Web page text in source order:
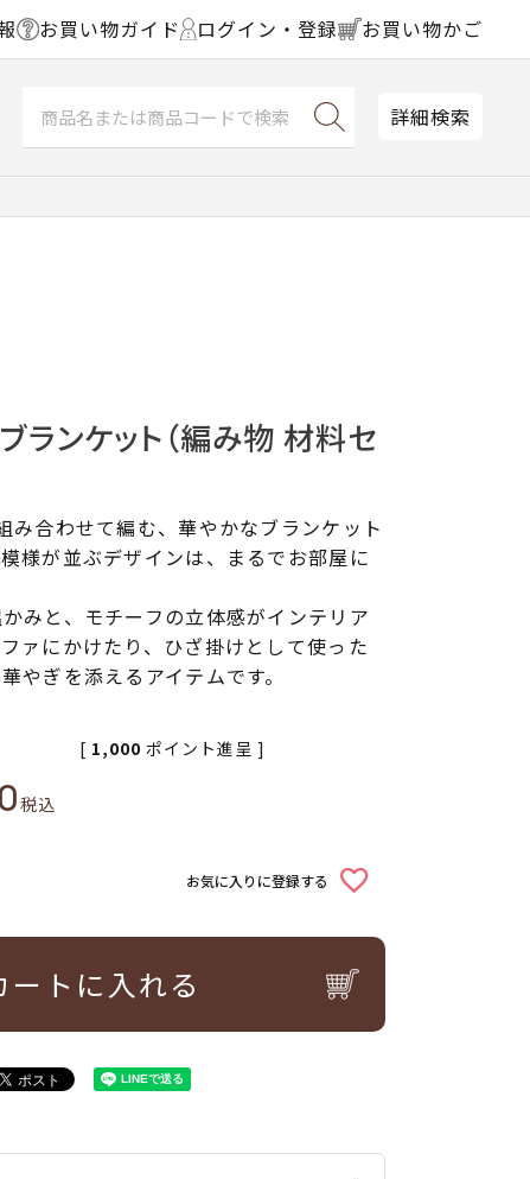
お買い物ガイド ログイン・登録 お買い物かご
詳細検索
ランケット（編み物 材料セ
み合わせて編む、華やかなブランケット
様が並ぶデザインは、まるでお部屋に
みと、モチーフの立体感がインテリア
ァにかけたり、ひざ掛けとして使った
やぎを添えるアイテムです。
税込
[ 1,000 ポイント進呈 ]
お気に入りに登録する
ートに入れる